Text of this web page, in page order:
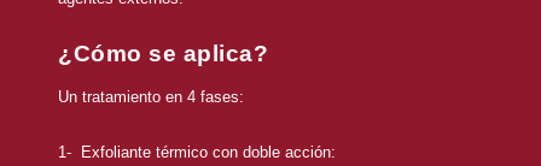
¿Cómo se aplica?
Un tratamiento en 4 fases:
1- Exfoliante térmico con doble acción: